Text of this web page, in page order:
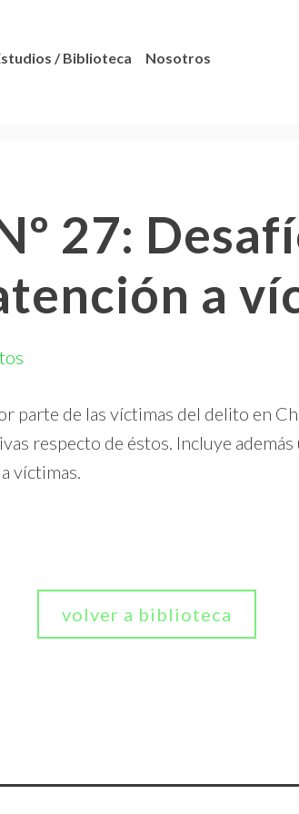
/ Biblioteca Nosotros
27:
a
parte de las víctimas del delito en
respecto de éstos. Incluye
víctimas.
volver a biblioteca